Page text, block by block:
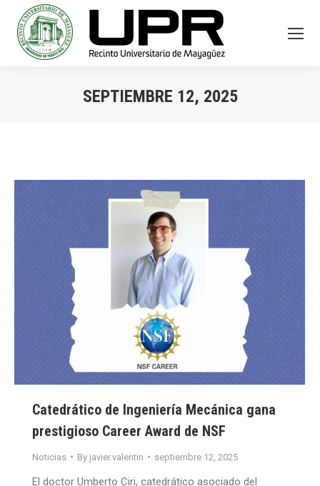
SEPTIEMBRE 12, 2025
Catedrático de Ingeniería Mecánica gana
prestigioso Career Award de NSF
Noticias By javier.valentin septiembre 12, 2025
El doctor Umberto Ciri, catedrático asociado del